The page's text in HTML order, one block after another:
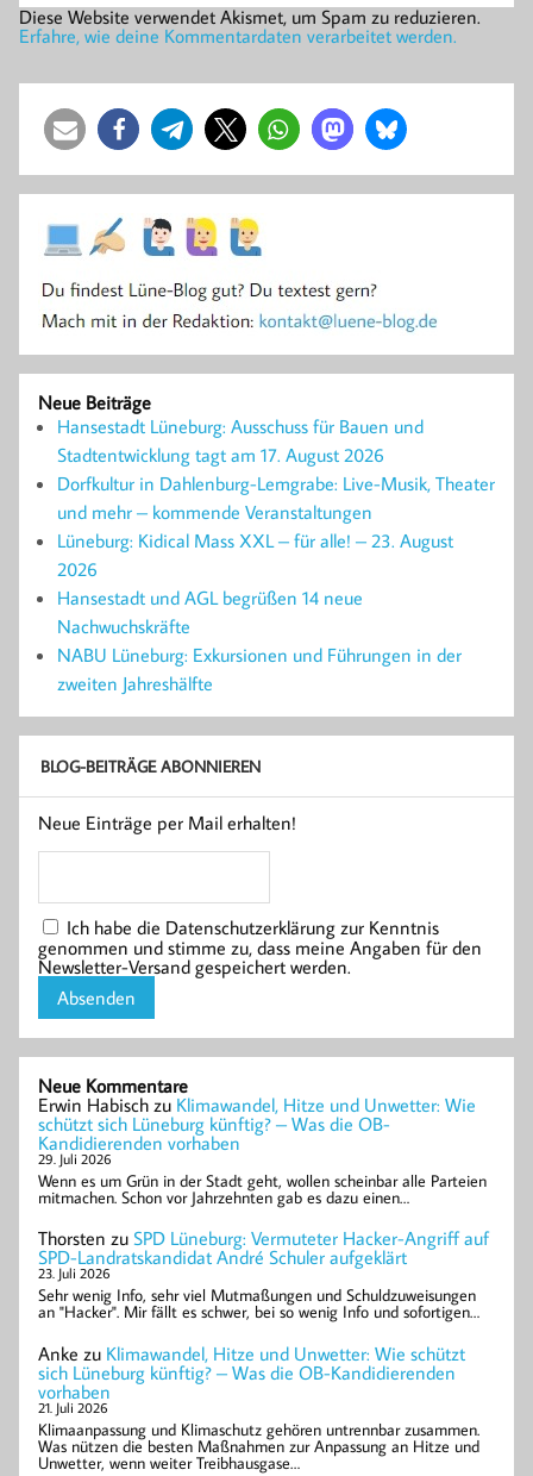
Diese Website verwendet Akismet, um Spam zu reduzieren.
Erfahre, wie deine Kommentardaten verarbeitet werden.
Neue Beiträge
Hansestadt Lüneburg: Ausschuss für Bauen und
Stadtentwicklung tagt am 17. August 2026
Dorfkultur in Dahlenburg-Lemgrabe: Live-Musik, Theater
und mehr – kommende Veranstaltungen
Lüneburg: Kidical Mass XXL – für alle! – 23. August
2026
Hansestadt und AGL begrüßen 14 neue
Nachwuchskräfte
NABU Lüneburg: Exkursionen und Führungen in der
zweiten Jahreshälfte
BLOG-BEITRÄGE ABONNIEREN
Neue Einträge per Mail erhalten!
Ich habe die Datenschutzerklärung zur Kenntnis
genommen und stimme zu, dass meine Angaben für den
Newsletter-Versand gespeichert werden.
Neue Kommentare
Erwin Habisch zu Klimawandel, Hitze und Unwetter: Wie
schützt sich Lüneburg künftig? – Was die OB-
Kandidierenden vorhaben
29. Juli 2026
Wenn es um Grün in der Stadt geht, wollen scheinbar alle Parteien
mitmachen. Schon vor Jahrzehnten gab es dazu einen…
Thorsten zu SPD Lüneburg: Vermuteter Hacker-Angriff auf
SPD-Landratskandidat André Schuler aufgeklärt
23. Juli 2026
Sehr wenig Info, sehr viel Mutmaßungen und Schuldzuweisungen
an "Hacker". Mir fällt es schwer, bei so wenig Info und sofortigen…
Anke zu Klimawandel, Hitze und Unwetter: Wie schützt
sich Lüneburg künftig? – Was die OB-Kandidierenden
vorhaben
21. Juli 2026
Klimaanpassung und Klimaschutz gehören untrennbar zusammen.
Was nützen die besten Maßnahmen zur Anpassung an Hitze und
Unwetter, wenn weiter Treibhausgase…